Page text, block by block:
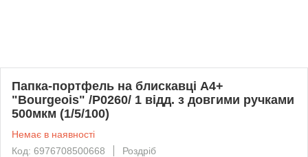
Папка-портфель на блискавці А4+
"Bourgeois" /Р0260/ 1 відд. з довгими ручками
500мкм (1/5/100)
Немає в наявності
Код: 6976708500668
Роздріб